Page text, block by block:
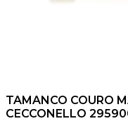
TAMANCO COURO
CECCONELLO